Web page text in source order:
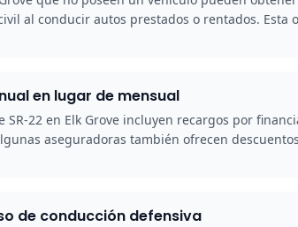
al conducir autos prestados o rentados.
en lugar de mensual
SR-22 en Elk Grove incluyen recargos por
aseguradoras también ofrecen
de conducción defensiva